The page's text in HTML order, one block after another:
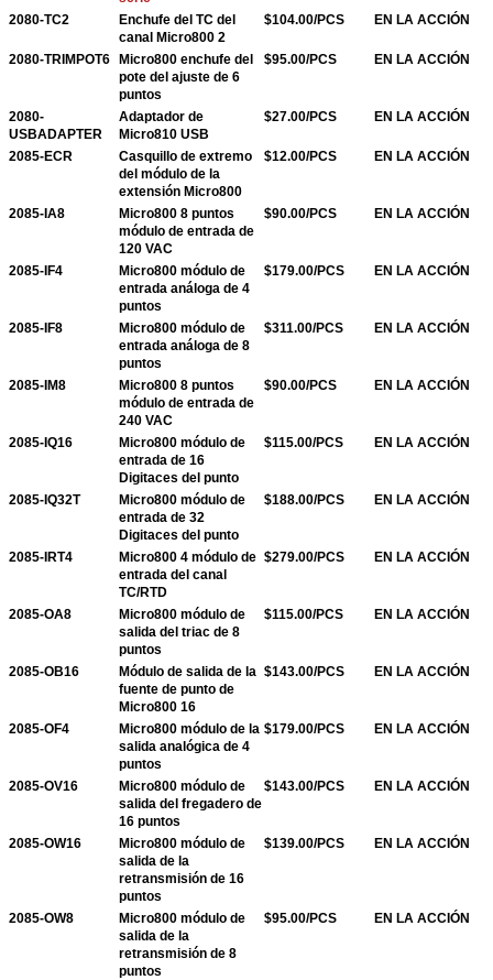
2080-TC2
Enchufe del TC del
canal Micro800 2
$104.00/PCS EN LA ACCIÓN
2080-TRIMPOT6 Micro800 enchufe del
pote del ajuste de 6
puntos
$95.00/PCS EN LA ACCIÓN
2080-
USBADAPTER
Adaptador de
Micro810 USB
$27.00/PCS EN LA ACCIÓN
2085-ECR
Casquillo de extremo
del módulo de la
extensión Micro800
$12.00/PCS EN LA ACCIÓN
2085-IA8
Micro800 8 puntos
módulo de entrada de
120 VAC
$90.00/PCS EN LA ACCIÓN
2085-IF4
Micro800 módulo de
entrada análoga de 4
puntos
$179.00/PCS EN LA ACCIÓN
2085-IF8
Micro800 módulo de
entrada análoga de 8
puntos
$311.00/PCS EN LA ACCIÓN
2085-IM8
Micro800 8 puntos
módulo de entrada de
240 VAC
$90.00/PCS EN LA ACCIÓN
2085-IQ16
Micro800 módulo de
entrada de 16
Digitaces del punto
$115.00/PCS EN LA ACCIÓN
2085-IQ32T
Micro800 módulo de
entrada de 32
Digitaces del punto
$188.00/PCS EN LA ACCIÓN
2085-IRT4
Micro800 4 módulo de
entrada del canal
TC/RTD
$279.00/PCS EN LA ACCIÓN
2085-OA8
Micro800 módulo de
salida del triac de 8
puntos
$115.00/PCS EN LA ACCIÓN
2085-OB16
Módulo de salida de la
fuente de punto de
Micro800 16
$143.00/PCS EN LA ACCIÓN
2085-OF4
Micro800 módulo de la
salida analógica de 4
puntos
$179.00/PCS EN LA ACCIÓN
2085-OV16
Micro800 módulo de
salida del fregadero de
16 puntos
$143.00/PCS EN LA ACCIÓN
2085-OW16
Micro800 módulo de
salida de la
retransmisión de 16
puntos
$139.00/PCS EN LA ACCIÓN
2085-OW8
Micro800 módulo de
salida de la
retransmisión de 8
puntos
$95.00/PCS EN LA ACCIÓN